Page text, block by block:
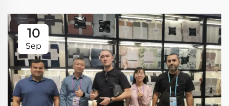
10
Sep